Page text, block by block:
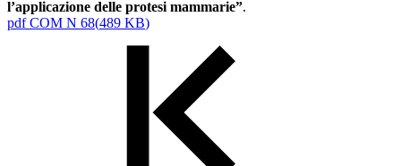
l’applicazione delle protesi mammarie”.
pdfCOM N 68(489 KB)